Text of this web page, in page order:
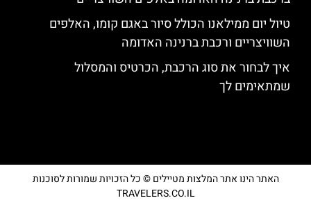
טיול יום ממילאנו הכולל סיור באגם קומו, האלפים
השוויצריים ורכבת ברנינה האדומה
איך לבחור את סוג הרכבת, הכרטיס והמסלול
שמתאימים לך
האתר הינו אתר המלצות מטיילים © כל הזכויות שמורות לסוכנות
TRAVELERS.CO.IL